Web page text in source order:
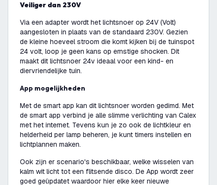
Veiliger dan 230V
Via een adapter wordt het lichtsnoer op 24V (Volt)
aangesloten in plaats van de standaard 230V. Gezien
de kleine hoeveel stroom die komt kijken bij de tuinspot
24 volt, loop je geen kans op ernstige shocken. Dit
maakt dit lichtsnoer 24v ideaal voor een kind- en
diervriendelijke tuin.
App mogelijkheden
Met de smart app kan dit lichtsnoer worden gedimd. Met
de smart app verbind je alle slimme verlichting van Calex
met het internet. Tevens kun je zo ook de lichtkleur en
helderheid per lamp beheren, je kunt timers instellen en
lichtplannen maken.
Ook zijn er scenario's beschikbaar, welke wisselen van
kalm wit licht tot een flitsende disco. De App wordt zeer
goed geüpdatet waardoor hier elke keer nieuwe